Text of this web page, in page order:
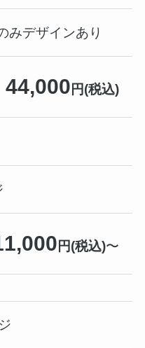
みデザインあり
44,000 円(税込)
円(税込)〜